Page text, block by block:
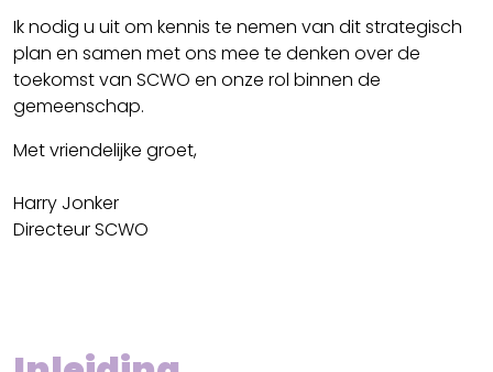
Ik nodig u uit om kennis te nemen van dit strategisch
plan en samen met ons mee te denken over de
toekomst van SCWO en onze rol binnen de
gemeenschap.
Met vriendelijke groet,
Harry Jonker
Directeur SCWO